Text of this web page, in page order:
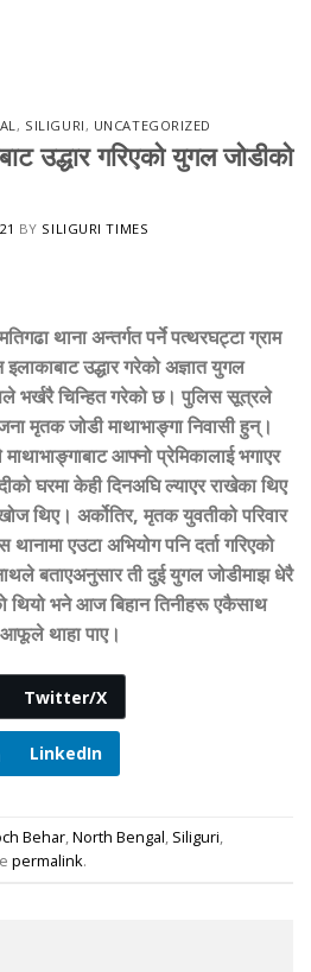
, SILIGURI, UNCATEGORIZED
उद्धार गरिएको युगल जोडीको
BY SILIGURI TIMES
थाना अन्तर्गत पर्ने पत्थरघट्टा ग्राम
इलाकाबाट उद्धार गरेको अज्ञात युगल
भर्खरै चिन्हित गरेको छ। पुलिस सूत्रले
मृतक जोडी माथाभाङ्गा निवासी हुन्।
आफ्नो प्रेमिकालाई भगाएर
घरमा केही दिनअघि ल्याएर राखेका थिए
थिए। अर्कोतिर, मृतक युवतीको परिवार
एउटा अभियोग पनि दर्ता गरिएको
बताएअनुसार ती दुई युगल जोडीमाझ धेरै
थियो भने आज बिहान तिनीहरू एकैसाथ
आफूले थाहा पाए।
Twitter/X
LinkedIn
Behar,North Bengal, Siliguri,
permalink.